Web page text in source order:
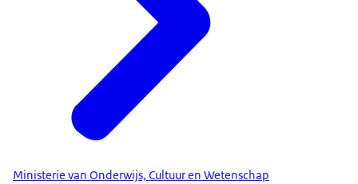
Ministerie van Onderwijs, Cultuur en Wetenschap